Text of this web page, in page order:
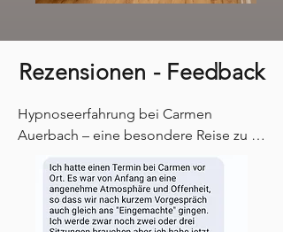
Rezensionen - Feedback
Hypnoseerfahrung bei Carmen
Auerbach – eine besondere Reise zu
mir selbst
Von Anfang an wurde ich von Carmen
freundlich und offen empfangen. Die
Atmosphäre war einladend und